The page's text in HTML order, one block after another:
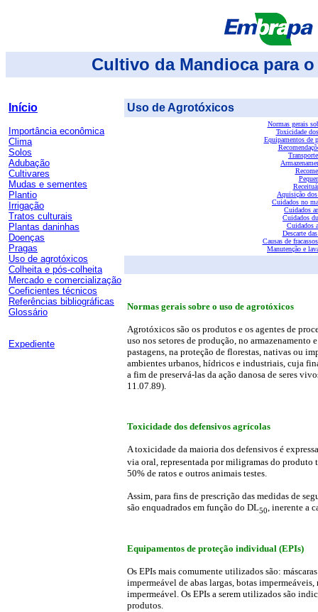
Cultivo da Mandioca para
Início
Importância econômica
Clima
Solos
Adubação
Cultivares
Mudas e sementes
Plantio
Irrigação
Tratos culturais
Plantas daninhas
Doenças
Pragas
Uso de agrotóxicos
Colheita e pós-colheita
Mercado e comercialização
Coeficientes técnicos
Referências bibliográficas
Glossário
Expediente
Uso de Agrotóxicos
Normas gerais
Toxicidade
Equipamentos de
Aquisição
Cuidados no
Cuidados
Cuidados
Cuidados
Descarte
Causas de
Manutenção e
Normas gerais sobre o uso de agrotóxicos
Agrotóxicos são os produtos e os agentes de
uso nos setores de produção, no
pastagens, na proteção de florestas, nativas ou
ambientes urbanos, hídricos e industriais, cuja
a fim de preservá-las da ação danosa de seres
11.07.89).
Toxicidade dos defensivos agrícolas
A toxicidade da maioria dos defensivos é
via oral, representada por miligramas do
50% de ratos e outros animais testes.
Assim, para fins de prescrição das medidas de
são enquadrados em função do DL50 , inerente a
Equipamentos de proteção individual (EPIs)
Os EPIs mais comumente utilizados são:
impermeável de abas largas, botas
impermeável. Os EPIs a serem utilizados são
produtos.